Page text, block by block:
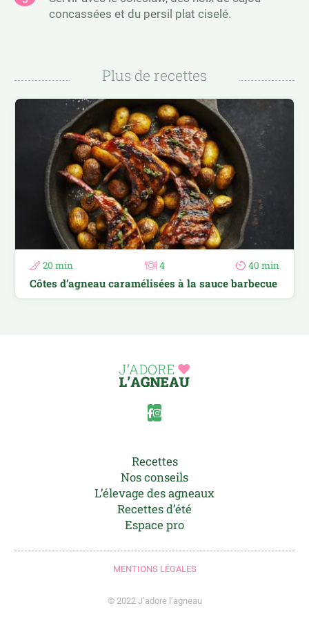
concassées et du persil plat ciselé.
Plus de recettes
20 min 4 40 min
Côtes d’agneau caramélisées à la sauce barbecue
Recettes
Nos conseils
L’élevage des agneaux
Recettes d’été
Espace pro
MENTIONS LÉGALES
© 2022 J’adore l’agneau